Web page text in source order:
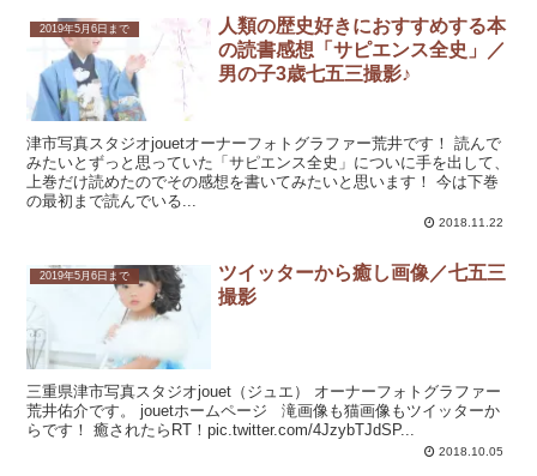
2019年5月6日まで
人類の歴史好きにおすすめする本
の読書感想「サピエンス全史」／
男の子3歳七五三撮影♪
津市写真スタジオjouetオーナーフォトグラファー荒井です！ 読んで
みたいとずっと思っていた「サピエンス全史」についに手を出して、
上巻だけ読めたのでその感想を書いてみたいと思います！ 今は下巻
の最初まで読んでいる...
2018.11.22
2019年5月6日まで
ツイッターから癒し画像／七五三
撮影
三重県津市写真スタジオjouet（ジュエ） オーナーフォトグラファー
荒井佑介です。 jouetホームページ 滝画像も猫画像もツイッターか
らです！ 癒されたらRT！pic.twitter.com/4JzybTJdSP...
2018.10.05